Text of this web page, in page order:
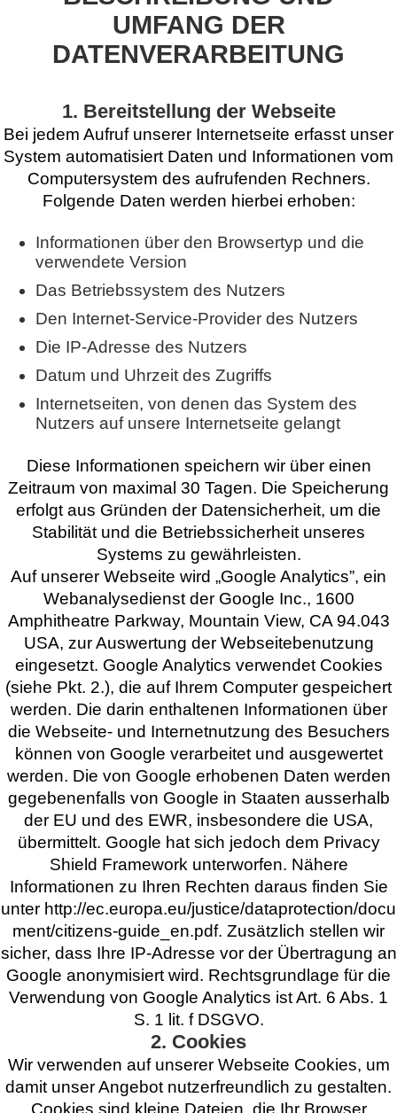
UMFANG DER
DATENVERARBEITUNG
1. Bereitstellung der Webseite
Bei jedem Aufruf unserer Internetseite erfasst unser
System automatisiert Daten und Informationen vom
Computersystem des aufrufenden Rechners.
Folgende Daten werden hierbei erhoben:
Informationen über den Browsertyp und die
verwendete Version
Das Betriebssystem des Nutzers
Den Internet-Service-Provider des Nutzers
Die IP-Adresse des Nutzers
Datum und Uhrzeit des Zugriffs
Internetseiten, von denen das System des
Nutzers auf unsere Internetseite gelangt
Diese Informationen speichern wir über einen
Zeitraum von maximal 30 Tagen. Die Speicherung
erfolgt aus Gründen der Datensicherheit, um die
Stabilität und die Betriebssicherheit unseres
Systems zu gewährleisten.
Auf unserer Webseite wird „Google Analytics”, ein
Webanalysedienst der Google Inc., 1600
Amphitheatre Parkway, Mountain View, CA 94.043
USA, zur Auswertung der Webseitebenutzung
eingesetzt. Google Analytics verwendet Cookies
(siehe Pkt. 2.), die auf Ihrem Computer gespeichert
werden. Die darin enthaltenen Informationen über
die Webseite- und Internetnutzung des Besuchers
können von Google verarbeitet und ausgewertet
werden. Die von Google erhobenen Daten werden
gegebenenfalls von Google in Staaten ausserhalb
der EU und des EWR, insbesondere die USA,
übermittelt. Google hat sich jedoch dem Privacy
Shield Framework unterworfen. Nähere
Informationen zu Ihren Rechten daraus finden Sie
unter http://ec.europa.eu/justice/dataprotection/docu
ment/citizens-guide_en.pdf. Zusätzlich stellen wir
sicher, dass Ihre IP-Adresse vor der Übertragung an
Google anonymisiert wird. Rechtsgrundlage für die
Verwendung von Google Analytics ist Art. 6 Abs. 1
S. 1 lit. f DSGVO.
2. Cookies
Wir verwenden auf unserer Webseite Cookies, um
damit unser Angebot nutzerfreundlich zu gestalten.
Cookies sind kleine Dateien, die Ihr Browser